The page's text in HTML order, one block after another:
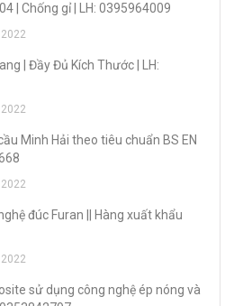
| Chống gỉ | LH: 0395964009
2022
| Đầy Đủ Kích Thước | LH:
2022
Minh Hải theo tiêu chuẩn BS EN
2022
đúc Furan || Hàng xuất khẩu
2022
sử dụng công nghệ ép nóng và